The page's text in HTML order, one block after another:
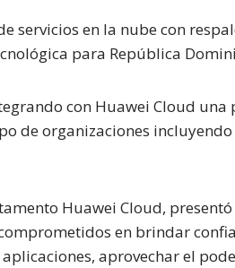
servicios en la nube con
para República
con Huawei Cloud
de organizaciones
Huawei Cloud,
en brindar
aprovechar el